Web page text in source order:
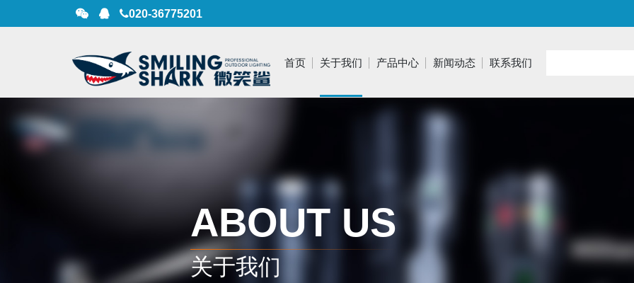
020-36775201
首页 关于我们 产品中心
防爆产品
投光灯
自行车灯
新闻动态 联系我们
ABOUT US
关于我们